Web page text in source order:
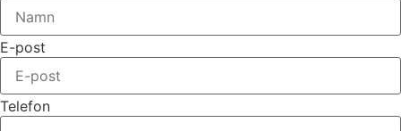
E-post
Telefon